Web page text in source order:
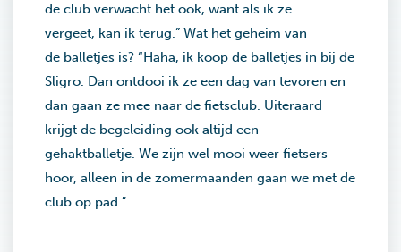
de club verwacht het ook, want als ik ze
vergeet, kan ik terug.” Wat het geheim van
de balletjes is? “Haha, ik koop de balletjes in bij de
Sligro. Dan ontdooi ik ze een dag van tevoren en
dan gaan ze mee naar de fietsclub. Uiteraard
krijgt de begeleiding ook altijd een
gehaktballetje. We zijn wel mooi weer fietsers
hoor, alleen in de zomermaanden gaan we met de
club op pad.”